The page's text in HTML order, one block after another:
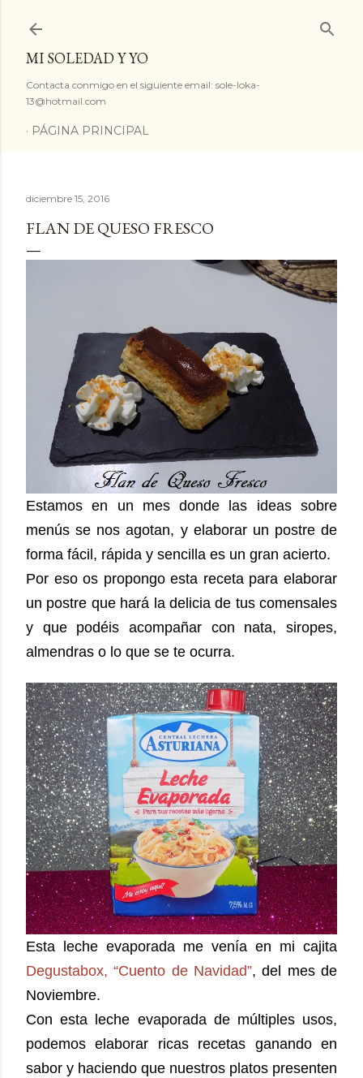
MI SOLEDAD Y YO
Contacta conmigo en el siguiente email: sole-loka-
13@hotmail.com
PÁGINA PRINCIPAL
diciembre 15, 2016
FLAN DE QUESO FRESCO
Estamos en un mes donde las ideas sobre
menús se nos agotan, y elaborar un postre de
forma fácil, rápida y sencilla es un gran acierto.
Por eso os propongo esta receta para elaborar
un postre que hará la delicia de tus comensales
y que podéis acompañar con nata, siropes,
almendras o lo que se te ocurra.
Esta leche evaporada me venía en mi cajita
Degustabox, “Cuento de Navidad”, del mes de
Noviembre.
Con esta leche evaporada de múltiples usos,
podemos elaborar ricas recetas ganando en
sabor y haciendo que nuestros platos presenten